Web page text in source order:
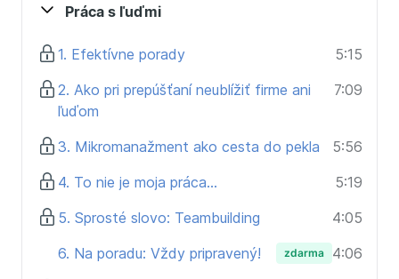
Práca s ľuďmi
1. Efektívne porady
5:15
2. Ako pri prepúšťaní neublížiť firme ani
ľuďom
7:09
3. Mikromanažment ako cesta do pekla
5:56
4. To nie je moja práca...
5:19
5. Sprosté slovo: Teambuilding
4:05
6. Na poradu: Vždy pripravený!
zdarma
4:06